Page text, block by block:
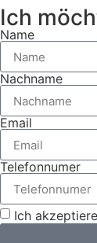
Ich
Name
Nachname
Email
Telefonnumer
Ich